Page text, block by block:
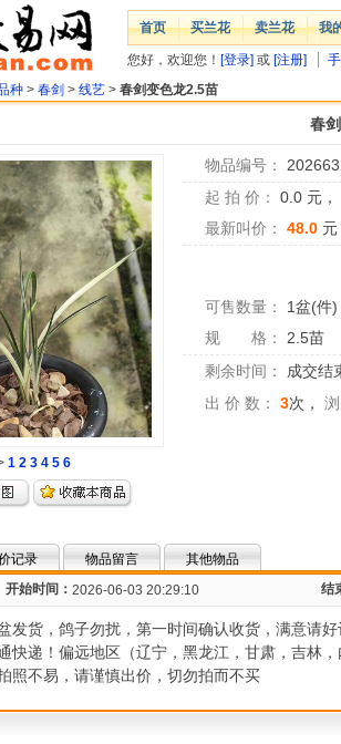
首页 买兰花 卖兰花 我
您好，欢迎您！ [登录] 或 [注册]
种 > 春剑 > 线艺 > 春剑变色龙2.5苗
春
1 2 3 4 5 6
物品编号：
起 拍 价：
0.0 元，
最新叫价：
48.0 元
可售数量： 1盆(件)
规 格：
2.5苗
剩余时间：
成交结
出 价 数：
3次，
记录 物品留言
其他物品
开始时间： 2026-06-03 20:29:10 结
发货，鸽子勿扰，第一时间确认收货，满意请
快递！偏远地区（辽宁，黑龙江，甘肃，吉林
照不易，请谨慎出价，切勿拍而不买